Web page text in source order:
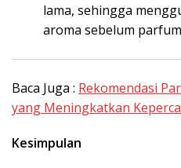
lama, sehingga
aroma sebelum
Baca Juga : Rekomendasi
yang Meningkatkan
Kesimpulan